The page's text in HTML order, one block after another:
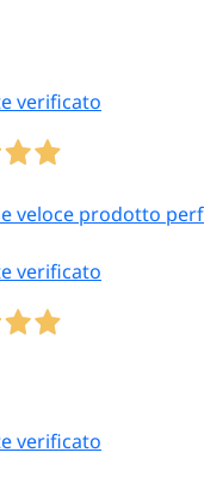
verificato
veloce prodotto
verificato
verificato